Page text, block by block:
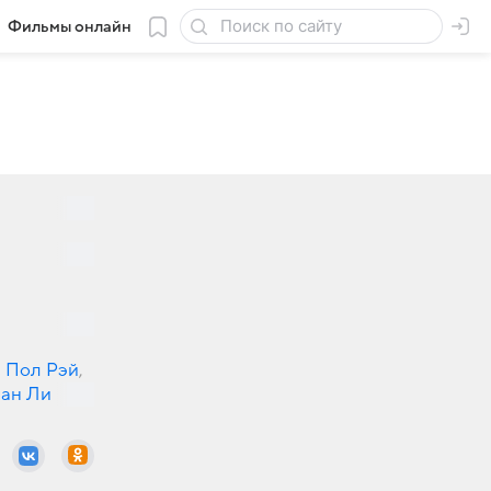
Фильмы онлайн
Пол Рэй,
Ли